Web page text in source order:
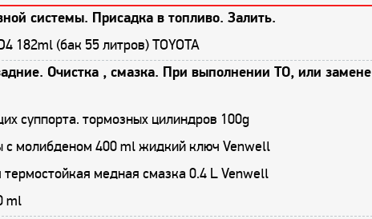
системы. Присадка в топливо. Залить.
182ml (бак 55 литров) TOYOTA
Очистка , смазка. При выполнении ТО, или замене
суппорта. тормозных цилиндров 100g
с молибденом 400 ml жидкий ключ Venwell
медная смазка 0.4 L Venwell
ml